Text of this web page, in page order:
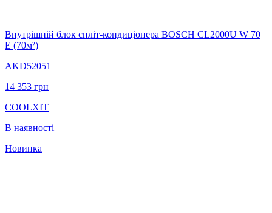
Внутрішній блок спліт-кондиціонера BOSCH CL2000U W 70
E (70м²)
AKD52051
14 353 грн
COOLXIT
В наявності
Новинка